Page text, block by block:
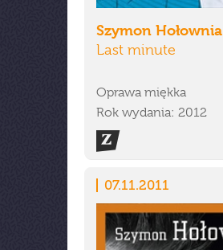
Szymon Hołownia
Last minute
Oprawa miękka
Rok wydania: 2012
07.11.2011